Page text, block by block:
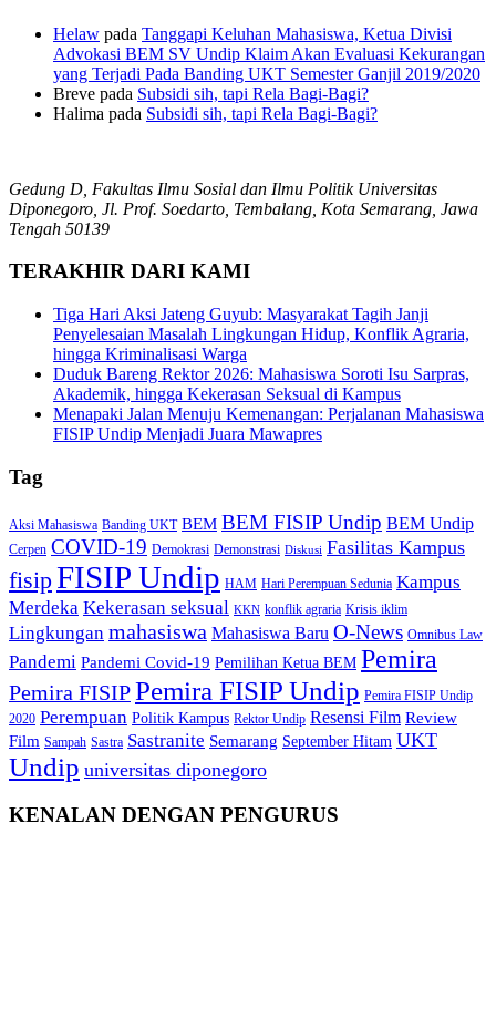
Helaw pada Tanggapi Keluhan Mahasiswa, Ketua Divisi
Advokasi BEM SV Undip Klaim Akan Evaluasi Kekurangan
yang Terjadi Pada Banding UKT Semester Ganjil 2019/2020
Breve pada Subsidi sih, tapi Rela Bagi-Bagi?
Halima pada Subsidi sih, tapi Rela Bagi-Bagi?
Gedung D, Fakultas Ilmu Sosial dan Ilmu Politik Universitas
Diponegoro, Jl. Prof. Soedarto, Tembalang, Kota Semarang, Jawa
Tengah 50139
TERAKHIR DARI KAMI
Tiga Hari Aksi Jateng Guyub: Masyarakat Tagih Janji
Penyelesaian Masalah Lingkungan Hidup, Konflik Agraria,
hingga Kriminalisasi Warga
Duduk Bareng Rektor 2026: Mahasiswa Soroti Isu Sarpras,
Akademik, hingga Kekerasan Seksual di Kampus
Menapaki Jalan Menuju Kemenangan: Perjalanan Mahasiswa
FISIP Undip Menjadi Juara Mawapres
Tag
Aksi Mahasiswa Banding UKT BEM BEM FISIP Undip BEM Undip
Cerpen COVID-19 Demokrasi Demonstrasi Diskusi Fasilitas Kampus
fisipFISIP Undip HAM Hari Perempuan Sedunia Kampus
Merdeka Kekerasan seksual KKN konflik agraria Krisis iklim
Lingkungan mahasiswa Mahasiswa Baru O-News Omnibus Law
Pandemi Pandemi Covid-19 Pemilihan Ketua BEM Pemira
Pemira FISIPPemira FISIP Undip Pemira FISIP Undip
2020 Perempuan Politik Kampus Rektor Undip Resensi Film Review
Film Sampah Sastra Sastranite Semarang September Hitam UKT
Undip universitas diponegoro
KENALAN DENGAN PENGURUS